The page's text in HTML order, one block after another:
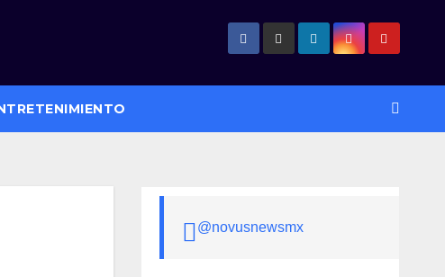
@novusnewsmx